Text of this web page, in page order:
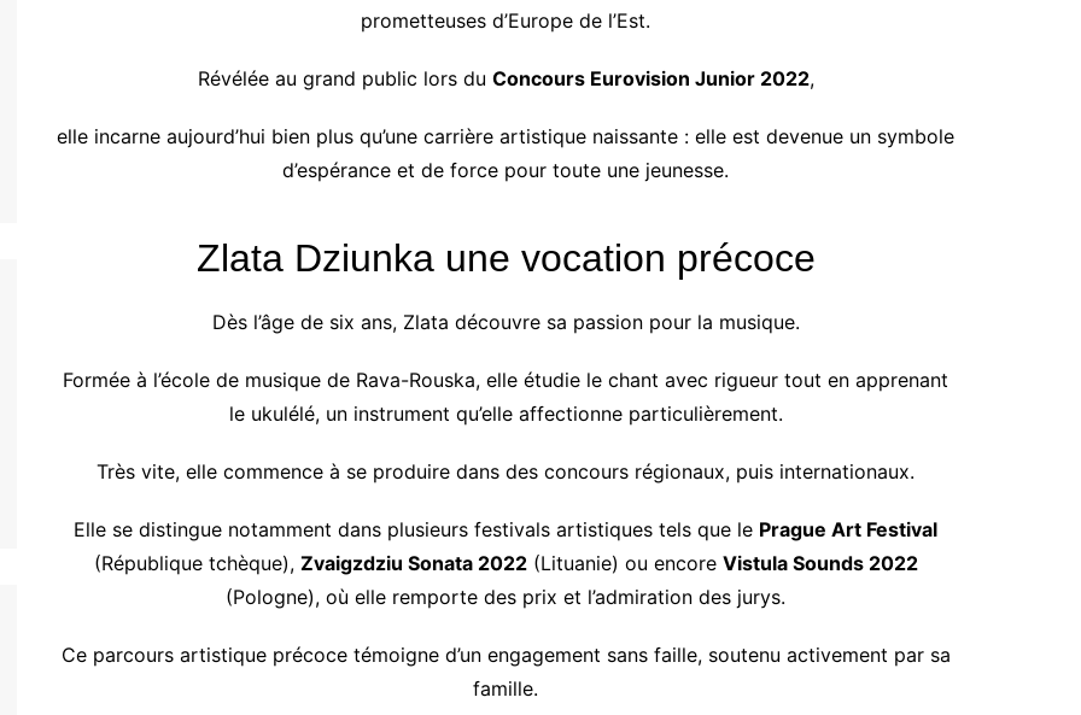
prometteuses d’Europe de l’Est.
Révélée au grand public lors du Concours Eurovision Junior 2022,
elle incarne aujourd’hui bien plus qu’une carrière artistique naissante : elle est devenue un symbole
d’espérance et de force pour toute une jeunesse.
Zlata Dziunka une vocation précoce
Dès l’âge de six ans, Zlata découvre sa passion pour la musique.
Formée à l’école de musique de Rava-Rouska, elle étudie le chant avec rigueur tout en apprenant
le ukulélé, un instrument qu’elle affectionne particulièrement.
Très vite, elle commence à se produire dans des concours régionaux, puis internationaux.
Elle se distingue notamment dans plusieurs festivals artistiques tels que le Prague Art Festival
(République tchèque), Zvaigzdziu Sonata 2022(Lituanie) ou encore Vistula Sounds 2022
(Pologne), où elle remporte des prix et l’admiration des jurys.
Ce parcours artistique précoce témoigne d’un engagement sans faille, soutenu activement par sa
famille.